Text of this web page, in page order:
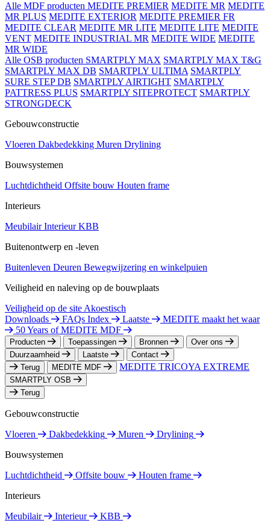
Alle MDF producten MEDITE PREMIER MEDITE MR MEDITE
MR PLUS MEDITE EXTERIOR MEDITE PREMIER FR
MEDITE CLEAR MEDITE MR LITE MEDITE LITE MEDITE
VENT MEDITE INDUSTRIAL MR MEDITE WIDE MEDITE
MR WIDE
Alle OSB producten SMARTPLY MAX SMARTPLY MAX T&G
SMARTPLY MAX DB SMARTPLY ULTIMA SMARTPLY
SURE STEP DB SMARTPLY AIRTIGHT SMARTPLY
PATTRESS PLUS SMARTPLY SITEPROTECT SMARTPLY
STRONGDECK
Gebouwconstructie
Vloeren Dakbedekking Muren Drylining
Bouwsystemen
Luchtdichtheid Offsite bouw Houten frame
Interieurs
MeubilairInterieurKBB
Buitenontwerp en -leven
Buitenleven Deuren Bewegwijzering en winkelpuien
Veiligheid en naleving op de bouwplaats
Veiligheid op de site Akoestisch
Downloads
FAQs Index Laatste
MEDITE maakt het waar
50 Years of MEDITE MDF
Producten Toepassingen Bronnen
Over ons
Duurzaamheid
Laatste
Contact
Terug
MEDITE MDF MEDITE TRICOYA EXTREME
SMARTPLY OSB
Terug
Gebouwconstructie
Vloeren
Dakbedekking Muren
Drylining
Bouwsystemen
Luchtdichtheid
Offsite bouw
Houten frame
Interieurs
Meubilair
Interieur
KBB